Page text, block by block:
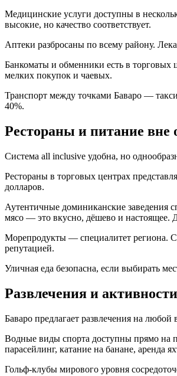
Медицинские услуги доступны в
высокие, но качество соответствует.
Аптеки разбросаны по всему району.
Банкоматы и обменники есть в
мелких покупок и чаевых.
Транспорт между точками Баваро —
40%.
Рестораны и питание вне
Система all inclusive удобна, но
Рестораны в торговых центрах
долларов.
Аутентичные доминиканские заведения
мясо — это вкусно, дёшево и настоящее.
Морепродукты — специалитет региона.
репутацией.
Уличная еда безопасна, если выбирать
Развлечения и активности
Баваро предлагает развлечения на
Водные виды спорта доступны прямо на
парасейлинг, катание на банане, аренда
Гольф-клубы мирового уровня